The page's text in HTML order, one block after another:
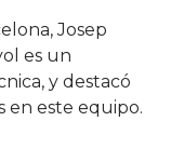
Josep
es un
y destacó
en este equipo.